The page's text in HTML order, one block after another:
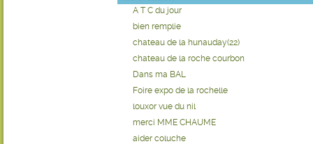
A T C du jour
bien remplie
chateau de la hunauday(22)
chateau de la roche courbon
Dans ma BAL
Foire expo de la rochelle
louxor vue du nil
merci MME CHAUME
aider coluche